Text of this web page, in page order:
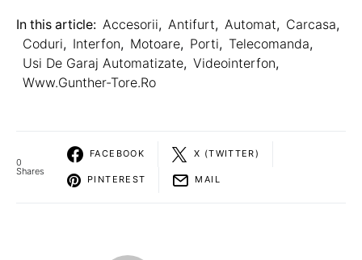
In this article: Accesorii, Antifurt, Automat, Carcasa,
Coduri, Interfon, Motoare, Porti, Telecomanda,
Usi De Garaj Automatizate, Videointerfon,
Www.gunther-Tore.ro
0
Shares
FACEBOOK X (TWITTER)
PINTEREST MAIL